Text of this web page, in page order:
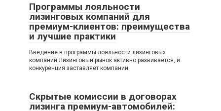
Программы лояльности
лизинговых компаний для
премиум-клиентов: преимущества
и лучшие практики
Введение в программы лояльности лизинговых
компаний Лизинговый рынок активно развивается, и
конкуренция заставляет компании
Скрытые комиссии в договорах
лизинга премиум-автомобилей: